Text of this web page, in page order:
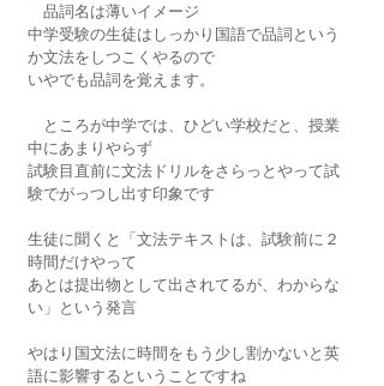
品詞名は薄いイメージ
中学受験の生徒はしっかり国語で品詞という
か文法をしつこくやるので
いやでも品詞を覚えます。
ところが中学では、ひどい学校だと、授業
中にあまりやらず
試験目直前に文法ドリルをさらっとやって試
験でがっつし出す印象です
生徒に聞くと「文法テキストは、試験前に２
時間だけやって
あとは提出物として出されてるが、わからな
い」という発言
やはり国文法に時間をもう少し割かないと英
語に影響するということですね